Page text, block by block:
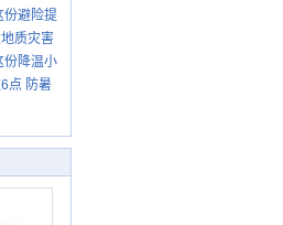
份避险提
质灾害
份降温小
点 防暑